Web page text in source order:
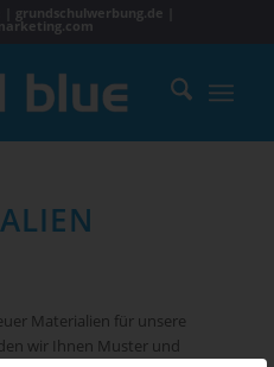
grundschulwerbung.de |
Materialien für unsere
wir Ihnen Muster und